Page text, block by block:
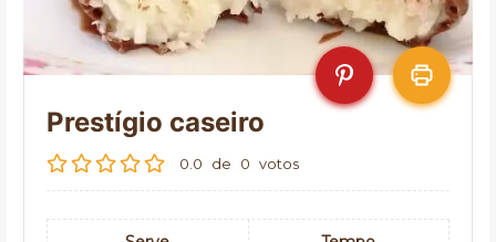
Prestígio caseiro
0.0 de 0 votos